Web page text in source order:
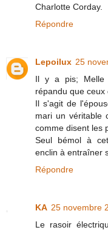
Charlotte Corday.
Répondre
Lepoilux 25
Il y a pis; Melle
répandu que ceux
Il s'agit de
mari un véritable
comme disent les
Seul bémol à
enclin à entraîner
Répondre
KA 25 novembre
Le rasoir